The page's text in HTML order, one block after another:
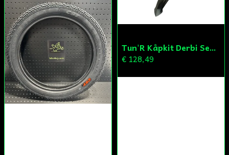
Tun'R Kåpkit Derbi Senda
€ 128,49